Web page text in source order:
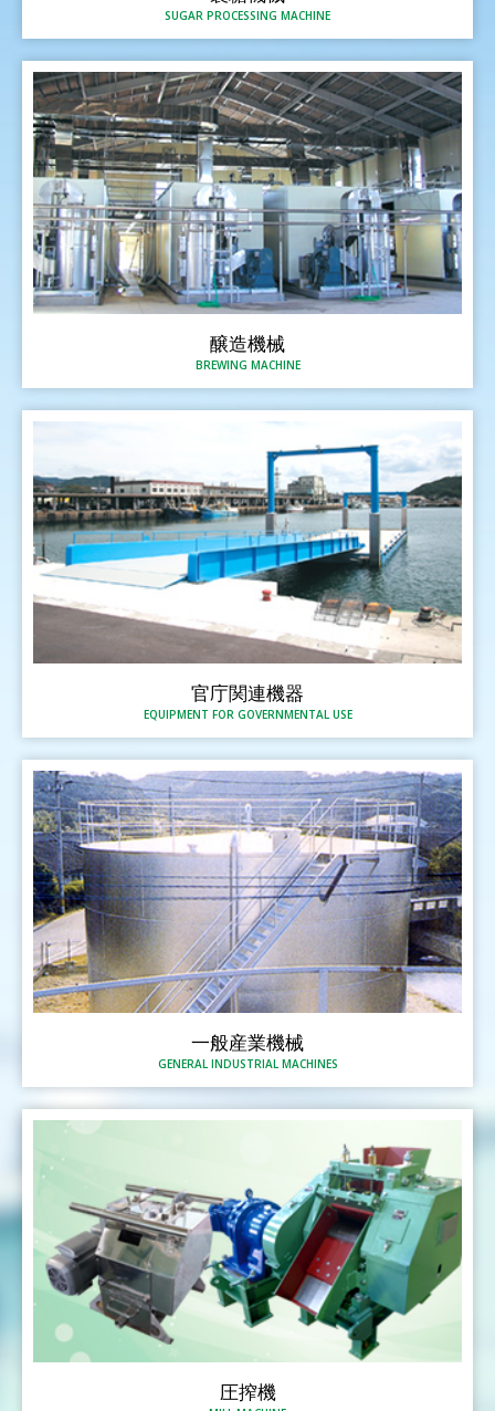
SUGAR PROCESSING MACHINE
醸造機械
BREWING MACHINE
官庁関連機器
EQUIPMENT FOR GOVERNMENTAL USE
一般産業機械
GENERAL INDUSTRIAL MACHINES
圧搾機